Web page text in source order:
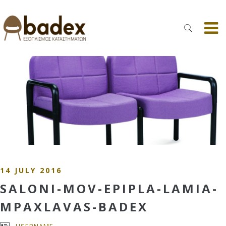
14 JULY 2016
SALONI-MOV-EPIPLA-LAMIA-
MPAXLAVAS-BADEX